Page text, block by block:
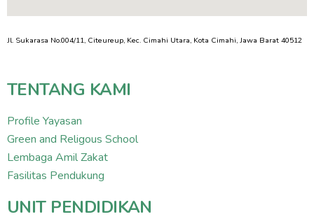
Jl. Sukarasa No.004/11, Citeureup, Kec. Cimahi Utara, Kota Cimahi, Jawa Barat 40512
TENTANG KAMI
Profile Yayasan
Green and Religous School
Lembaga Amil Zakat
Fasilitas Pendukung
UNIT PENDIDIKAN